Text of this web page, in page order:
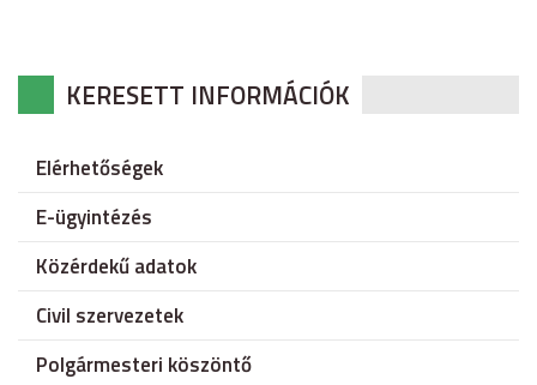
KERESETT INFORMÁCIÓK
Elérhetőségek
E-ügyintézés
Közérdekű adatok
Civil szervezetek
Polgármesteri köszöntő